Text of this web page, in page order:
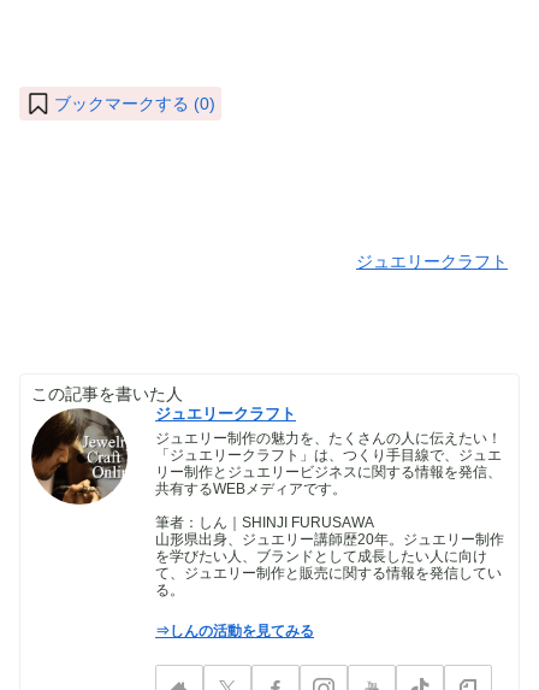
ブックマークする (0)
ジュエリークラフト
この記事を書いた人
ジュエリークラフト
ジュエリー制作の魅力を、たくさんの人に伝えたい！
「ジュエリークラフト」は、つくり手目線で、ジュエ
リー制作とジュエリービジネスに関する情報を発信、
共有するWEBメディアです。
筆者：しん｜SHINJI FURUSAWA
山形県出身、ジュエリー講師歴20年。ジュエリー制作
を学びたい人、ブランドとして成長したい人に向け
て、ジュエリー制作と販売に関する情報を発信してい
る。
⇒しんの活動を見てみる